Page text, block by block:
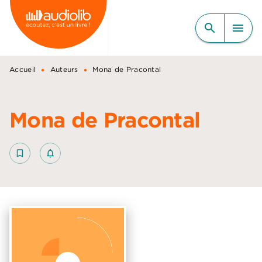
MENU RECHERCHE
CONTENU
PIED DE PAGE
search menu
Accueil • Auteurs • Mona de Pracontal
Mona de Pracontal
bookmark_border notifications_none_outlined